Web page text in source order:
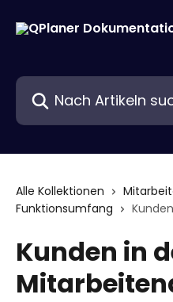
Nach Artikeln suchen …
Alle Kollektionen
Funktionsumfang
Kunden in